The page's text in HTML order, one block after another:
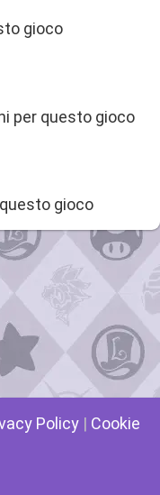
gioco
per questo gioco
gioco
Policy | Cookie